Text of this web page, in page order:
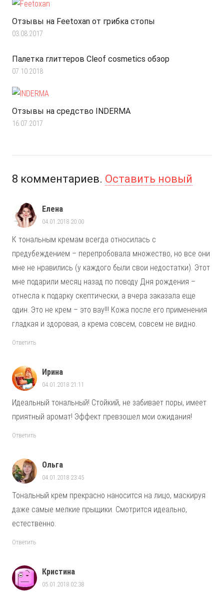
Отзывы на Feetoxan от грибка стопы
03.08.2017
Палетка глиттеров Cleof cosmetics обзор
07.10.2018
Отзывы на средство INDERMA
16.07.2017
8 комментариев. Оставить новый
Елена
04.01.2018 20:00
К тональным кремам всегда относилась с
предубеждением – перепробовала множество, но все они
мне не нравились (у каждого были свои недостатки). Этот
мне подарили месяц назад по поводу Дня рождения –
отнесла к подарку скептически, а вчера заказала еще
один. Это не крем – это вау!!! Кожа после его применения
гладкая и здоровая, а крема совсем, совсем не видно.
Ответить
Ирина
04.01.2018 21:11
Идеальный тональный! Стойкий, не забивает поры, имеет
приятный аромат! Эффект превзошел мои ожидания!
Ответить
Ольга
04.01.2018 23:45
Тональный крем прекрасно наносится на лицо, маскируя
даже самые мелкие прыщики. Смотрится идеально,
естественно.
Ответить
Кристина
05.01.2018 02:38